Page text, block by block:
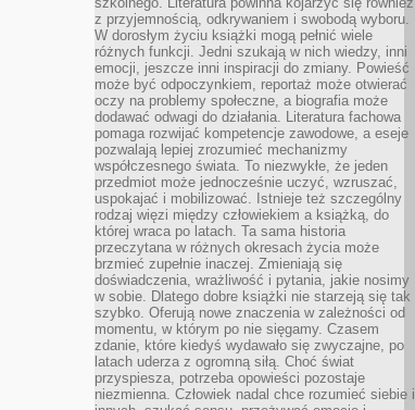
z przyjemnością, odkrywaniem i swobodą wyboru.
W dorosłym życiu książki mogą pełnić wiele
różnych funkcji. Jedni szukają w nich wiedzy, inni
emocji, jeszcze inni inspiracji do zmiany. Powieść
może być odpoczynkiem, reportaż może otwierać
oczy na problemy społeczne, a biografia może
dodawać odwagi do działania. Literatura fachowa
pomaga rozwijać kompetencje zawodowe, a eseje
pozwalają lepiej zrozumieć mechanizmy
współczesnego świata. To niezwykłe, że jeden
przedmiot może jednocześnie uczyć, wzruszać,
uspokajać i mobilizować. Istnieje też szczególny
rodzaj więzi między człowiekiem a książką, do
której wraca po latach. Ta sama historia
przeczytana w różnych okresach życia może
brzmieć zupełnie inaczej. Zmieniają się
doświadczenia, wrażliwość i pytania, jakie nosimy
w sobie. Dlatego dobre książki nie starzeją się tak
szybko. Oferują nowe znaczenia w zależności od
momentu, w którym po nie sięgamy. Czasem
zdanie, które kiedyś wydawało się zwyczajne, po
latach uderza z ogromną siłą. Choć świat
przyspiesza, potrzeba opowieści pozostaje
niezmienna. Człowiek nadal chce rozumieć siebie i